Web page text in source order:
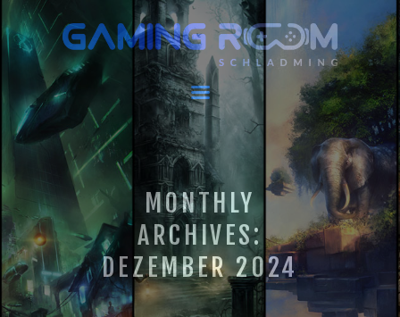
MONTHLY
ARCHIVES:
DEZEMBER 2024
GAMING ROOM SCHLADMING
VR Escape Room / Multiplayer Gaming
HOME
AKTUELLES
VIRTUAL REALITY
GAMING
GUTSCHEINE
BOOKING
EVENTS
RECARO GAMING